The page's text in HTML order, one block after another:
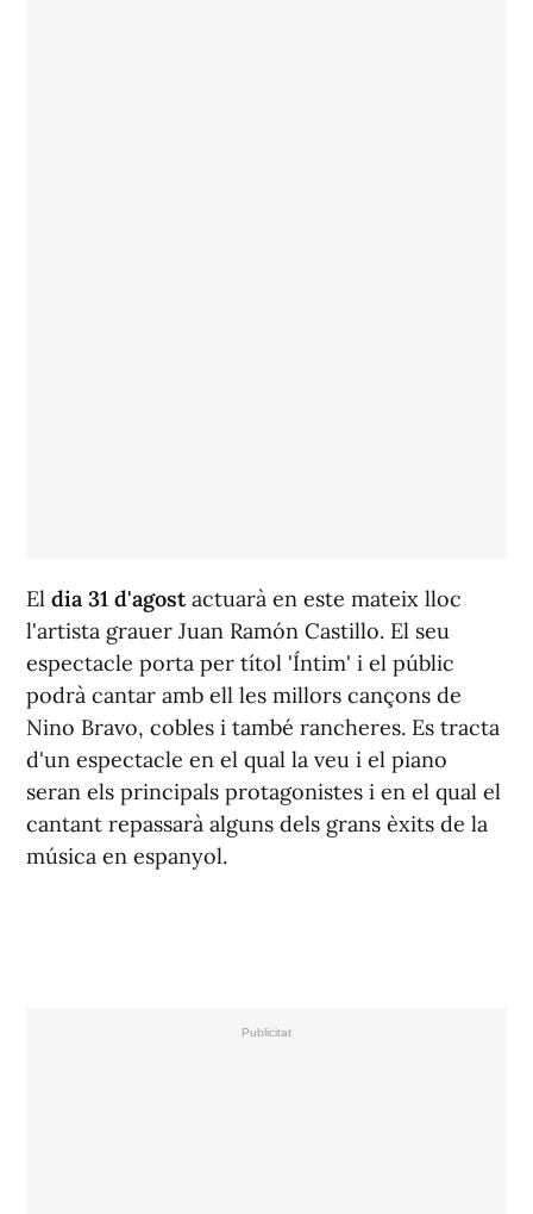
El dia 31 d'agostactuarà en este mateix lloc
l'artista grauer Juan Ramón Castillo. El seu
espectacle porta per títol 'Íntim' i el públic
podrà cantar amb ell les millors cançons de
Nino Bravo, cobles i també rancheres. Es tracta
d'un espectacle en el qual la veu i el piano
seran els principals protagonistes i en el qual el
cantant repassarà alguns dels grans èxits de la
música en espanyol.